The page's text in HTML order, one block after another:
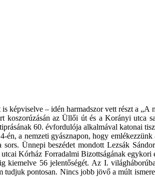
képviselve – idén harmadszor vett részt a „A
koszorúzásán az Üllői út és a Korányi utca
60. évfordulója alkalmával katonai
a nemzeti gyásznapon, hogy
Ünnepi beszédet mondott Lezsák
Kórház Forradalmi Bizottságának
kiemelve 56 jelentőségét. Az I.
pontosan. Nincs jobb jövő a múlt